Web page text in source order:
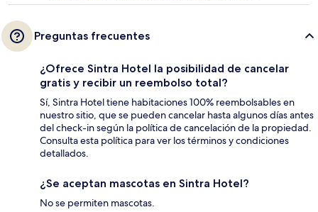
Preguntas frecuentes
¿Ofrece Sintra Hotel la posibilidad de cancelar
gratis y recibir un reembolso total?
Sí, Sintra Hotel tiene habitaciones 100% reembolsables en
nuestro sitio, que se pueden cancelar hasta algunos días antes
del check-in según la política de cancelación de la propiedad.
Consulta esta política para ver los términos y condiciones
detallados.
¿Se aceptan mascotas en Sintra Hotel?
No se permiten mascotas.